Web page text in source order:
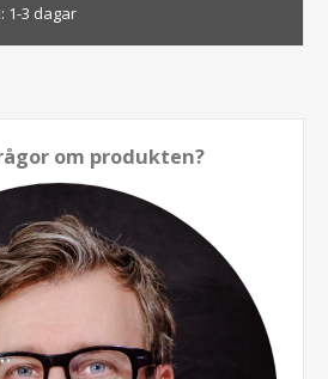
1-3 dagar
om produkten?